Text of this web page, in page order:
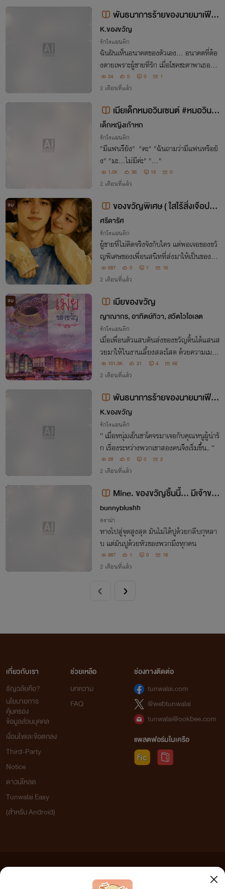
พันธนาการร้ายของนายมาเฟียเ
ย็นชา (รีไรต์)
K.ของขวัญ
รักโรแมนติก
ฉันฝันเห็นอนาคตของตัวเอง… อนาคตที่ต้อ
งตายเพราะผู้ชายที่รัก เมื่อโชคชะตาพาเธอมาเ
จอกับ “ปีศาจน้ำแข็ง” อย่างปีแอร์ ทุกอย่างจึ
งเปลี่ยนไป (รีไรต์นิยายบรรยาย)
24 0 0 1
2 เดือนที่แล้ว
เมียเด็กหมอวินเซนต์ #หมอวินช
อบกินขนมเค้ก
เด็กหญิงเก้าหก
รักโรแมนติก
"มีแฟนรึยัง" "คะ" "ฉันถามว่ามีแฟนหรือยั
ง" "มะ...ไม่มีค่ะ" "..."
1.0K 36 15 0
2 เดือนที่แล้ว
จบ
ของขวัญพิเศษ ( ใสไร้สิ่งเจือปน )
เปิดอ่านฟรีมี อีบุ๊ก
ศรีดารัศ
รักโรแมนติก
ผู้ชายที่ไม่คิดจริงจังกับใคร แต่พอเจอของขวั
ญพิเศษของเพื่อนสนิทที่ส่งมาให้เป็นของขวั
ญวันเกิด เอาจริง ผมถึงกับโบ้เลย!!!
687 0 1 16
2 เดือนที่แล้ว
จบ เมียของขวัญ
ญาณากร, อาทิตย์ทิวา, สวีตไวโอเลต
รักโรแมนติก
เมื่อเพื่อนตัวแสบดันส่งของขวัญดิ้นได้แสนส
วยมาให้ในงานเลี้ยงสละโสด ด้วยความเมาที่
ฉลองสุดเหวี่ยงในงานปาร์ตี้ จากของขวัญที่
ควรจะทำให้แฮปปี้ กลับกลายเป็นฝันร้าย!
101.3K 21 4 66
2 เดือนที่แล้ว
พันธนาการร้ายของนายมาเฟียเ
ย็นชา
K.ของขวัญ
รักโรแมนติก
“ เมื่อหนุ่มเย็นชาโคจรมาเจอกับคุณหนูผู้น่ารั
ก เรื่องระหว่างพวกเขาสองคนจึงเริ่มขึ้น.. “
28 0 0 2
2 เดือนที่แล้ว
Mine. ของขวัญชิ้นนี้... มีเจ้าขอ
งแล้วครับ
bunnyblushh
ดราม่า
ทางไปสู่จุดสูงสุด มันไม่ได้ปูด้วยกลีบกุหลา
บ แต่มันปูด้วยหัวของพวกมึงทุกคน
887 1 0 18
2 เดือนที่แล้ว
เกี่ยวกับเรา
ธัญวลัยคือ?
นโยบายการ
คุ้มครอง
ข้อมูลส่วนบุคคล
เงื่อนไขและข้อตกลง
Third-Party
Notice
ดาวน์โหลด
Tunwalai Easy
(สำหรับ Android)
ช่วยเหลือ
บทความ
FAQ
ช่องทางติดต่อ
tunwalai.com
@webtunwalai
tunwalai@ookbee.com
แพลตฟอร์มในเครือ
เว็บไซต์แห่งนี้ไม่ได้เห็นด้วยและไม่ขอรับผิดชอบต่อข้อความใดๆ ทั้งสิ้น ดังนั้นผู้อ่านทุกท่านโปรดใช้